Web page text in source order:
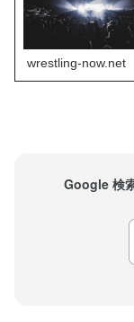
wrestling-now.net
Google 検